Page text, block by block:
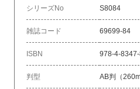
シリーズNo S8084
雑誌コード 69699-84
ISBN 978-4-
判型 AB判（